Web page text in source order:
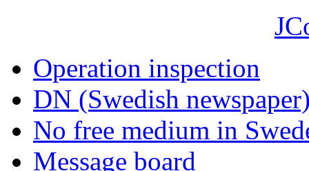
Operation inspection
DN (Swedish
No free medium in
Message board